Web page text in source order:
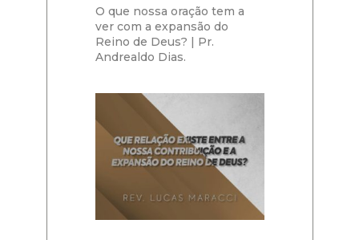
O que nossa oração tem a
ver com a expansão do
Reino de Deus? | Pr.
Andrealdo Dias.